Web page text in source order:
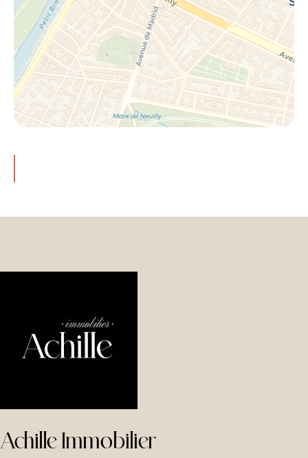
Achille Immobilier